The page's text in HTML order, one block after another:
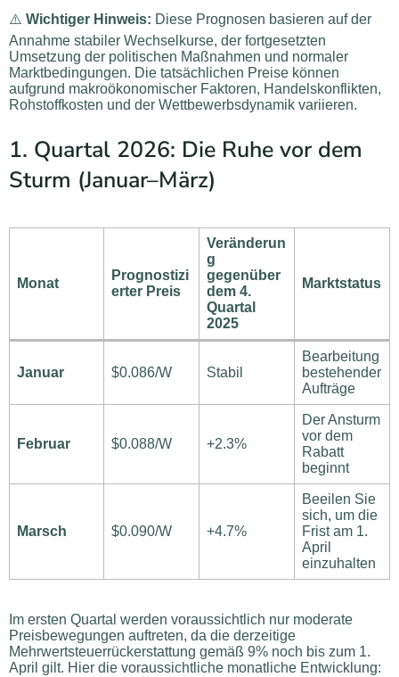
⚠️ Wichtiger Hinweis: Diese Prognosen basieren auf der
Annahme stabiler Wechselkurse, der fortgesetzten
Umsetzung der politischen Maßnahmen und normaler
Marktbedingungen. Die tatsächlichen Preise können
aufgrund makroökonomischer Faktoren, Handelskonflikten,
Rohstoffkosten und der Wettbewerbsdynamik variieren.
1. Quartal 2026: Die Ruhe vor dem
Sturm (Januar–März)
Monat
Prognostizi
erter Preis
Veränderun
g
gegenüber
dem 4.
Quartal
2025
Marktstatus
Januar $0.086/W Stabil
Bearbeitung
bestehender
Aufträge
Februar $0.088/W +2.3%
Der Ansturm
vor dem
Rabatt
beginnt
Marsch $0.090/W +4.7%
Beeilen Sie
sich, um die
Frist am 1.
April
einzuhalten
Im ersten Quartal werden voraussichtlich nur moderate
Preisbewegungen auftreten, da die derzeitige
Mehrwertsteuerrückerstattung gemäß 9% noch bis zum 1.
April gilt. Hier die voraussichtliche monatliche Entwicklung: